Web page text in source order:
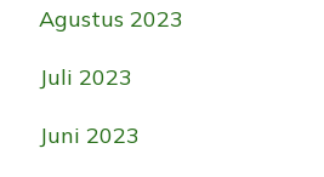
Agustus 2023
Juli 2023
Juni 2023